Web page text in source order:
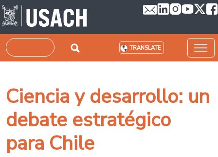
Skip to main content
Search TRANSLATE
Ciencia y desarrollo: un
debate estratégico
para Chile